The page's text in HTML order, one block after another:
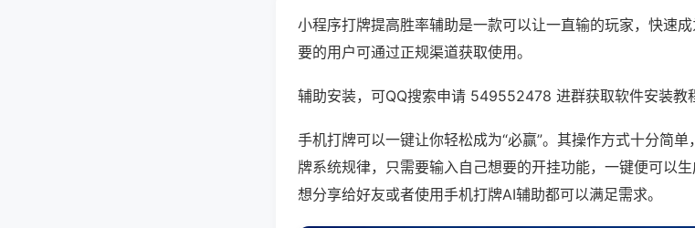
小程序打牌提高胜率辅助是一款可以让一直输的玩家，快速
要的用户可通过正规渠道获取使用。
辅助安装，可QQ搜索申请 549552478 进群获取软件安装教
手机打牌可以一键让你轻松成为“必赢”。其操作方式十分简
牌系统规律，只需要输入自己想要的开挂功能，一键便可以
想分享给好友或者使用手机打牌AI辅助都可以满足需求。